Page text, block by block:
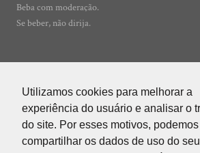
Utilizamos cookies para melhorar a
experiência do usuário e analisar o
do site. Por esses motivos, podemos
compartilhar os dados de uso do
Utilizamos cookies para melhorar a
experiência do usuário e analisar o
do site. Por esses motivos, podemos
compartilhar os dados de uso do
Beba com moderação.
Se beber, não dirija.
Rua Ibirajá, 7 - Vila
- 04310-020
POWERED BY INNER EDITORA LTDA
05.847.412/0001-85